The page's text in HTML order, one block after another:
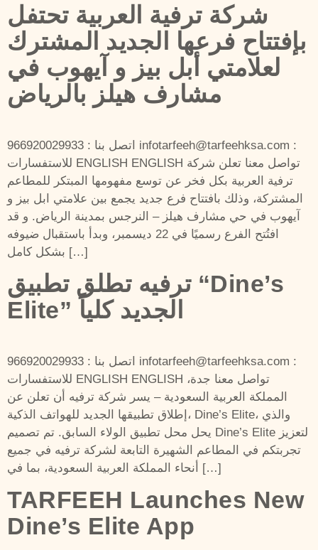
شركة ترفية العربية تحتفل
بإفتتاح فرعها الجديد المشترك
لعلامتي أبل بيز و آيهوب في
مشارف هيلز بالرياض
اتصل بنا : 966920029933 infotarfeeh@tarfeehksa.com :
للاستفسارات ENGLISH ENGLISH تواصل معنا تعلن شركة
ترفية العربية بكل فخر عن توسع مفهومها المبتكر للمطاعم
المشتركة، وذلك بافتتاح فرع جديد يجمع بين علامتي ابل بيز و
آيهوب في حي مشارف هيلز – النرجس بمدينة الرياض. و قد
افتُتح الفرع رسميًا في 22 ديسمبر، وبدأ باستقبال ضيوفه
بشكل كامل […]
ترفيه تطلق تطبيق “Dine’s
Elite” الجديد كلياً
اتصل بنا : 966920029933 infotarfeeh@tarfeehksa.com :
للاستفسارات ENGLISH ENGLISH تواصل معنا جدة،
المملكة العربية السعودية – يسر شركة ترفيه أن تعلن عن
إطلاق تطبيقها الجديد للهواتف الذكية، Dine’s Elite، والذي
يحل محل تطبيق الولاء السابق. تم تصميم Dine’s Elite لتعزيز
تجربتكم في المطاعم الشهيرة التابعة لشركة ترفيه في جميع
أنحاء المملكة العربية السعودية، بما في […]
TARFEEH Launches New
Dine’s Elite App